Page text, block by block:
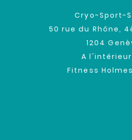
Cryo-Sport-
50 rue du Rhône,
1204
A
Fitness